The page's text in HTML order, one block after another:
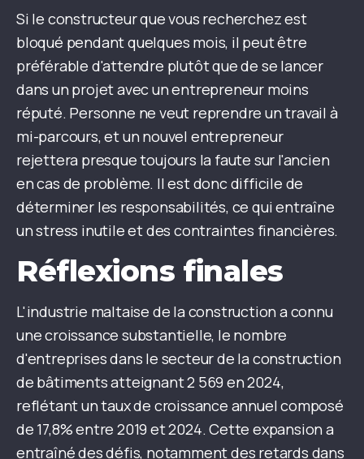
Si le constructeur que vous recherchez est
bloqué pendant quelques mois, il peut être
préférable d'attendre plutôt que de se lancer
dans un projet avec un entrepreneur moins
réputé. Personne ne veut reprendre un travail à
mi-parcours, et un nouvel entrepreneur
rejettera presque toujours la faute sur l'ancien
en cas de problème. Il est donc difficile de
déterminer les responsabilités, ce qui entraîne
un stress inutile et des contraintes financières.
Réflexions finales
L'industrie maltaise de la construction a connu
une croissance substantielle, le nombre
d'entreprises dans le secteur de la construction
de bâtiments atteignant 2 569 en 2024,
reflétant un taux de croissance annuel composé
de 17,8% entre 2019 et 2024. Cette expansion a
entraîné des défis, notamment des retards dans